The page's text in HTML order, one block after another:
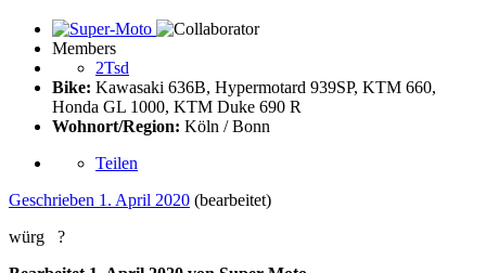
Members
2Tsd
Bike: Kawasaki 636B, Hypermotard 939SP, KTM 660,
Honda GL 1000, KTM Duke 690 R
Wohnort/Region: Köln / Bonn
Teilen
Geschrieben 1. April 2020 (bearbeitet)
würg ?